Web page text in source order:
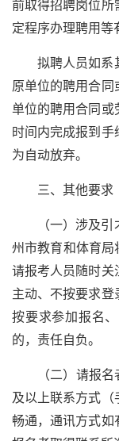
前取得招聘岗位所
定程序办理聘用等
拟聘人员如系
原单位的聘用合同
单位的聘用合同或
时间内完成报到
为自动放弃。
三、其他要求
（一）涉及
州市教育和体育局
请报考人员随时关
主动、不按要求登
按要求参加报名
的，责任自负。
（二）请报
及以上联系方式（
畅通，通讯方式如